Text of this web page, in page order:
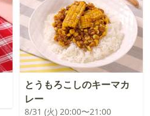
とうもろこしのキーマカ
レー
8/31 (火) 20:00〜21:00